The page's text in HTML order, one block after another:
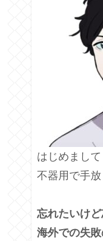
はじめまして
不器用で手放
忘れたいけ
海外での失